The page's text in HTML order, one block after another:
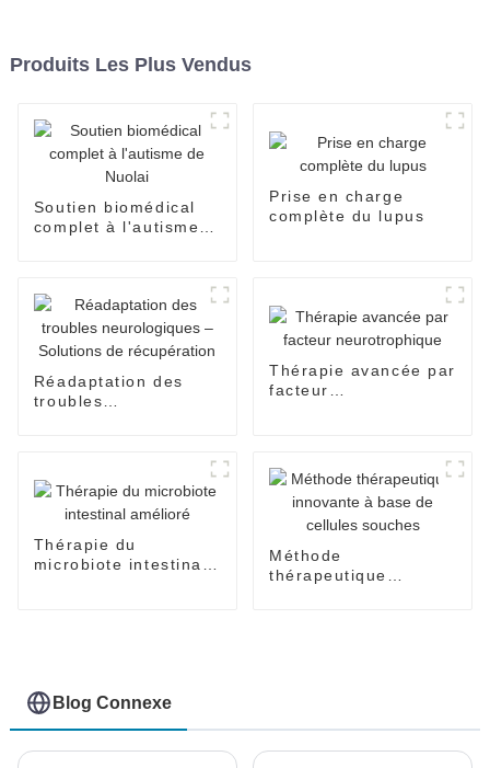
Produits Les Plus Vendus
Soutien biomédical
complet à l'autisme
Prise en charge
complète du lupus
Réadaptation des
troubles
Thérapie avancée par
facteur
Thérapie du
microbiote intestinal
Méthode
thérapeutique
Blog Connexe